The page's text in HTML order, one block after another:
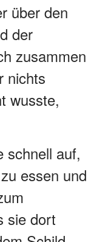
über den
der
zusammen
nichts
wusste,
schnell auf,
essen und
sie dort